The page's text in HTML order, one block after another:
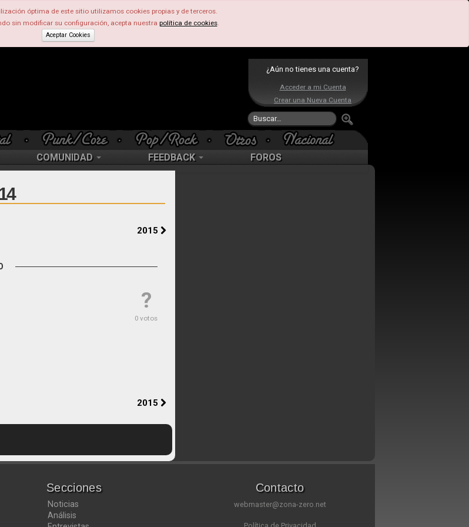
óptima de este sitio utilizamos cookies propias y de terceros.
sin modificar su configuración, acepta nuestra política de cookies.
Aceptar Cookies
¿Aún no tienes una cuenta?
Acceder a mi Cuenta
Crear una Nueva Cuenta
COMUNIDAD FEEDBACK FOROS
2015
?
0 votos
2015
Secciones
Noticias
Análisis
Contacto
webmaster@zona-zero.net